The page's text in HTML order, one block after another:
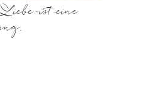
ist eine